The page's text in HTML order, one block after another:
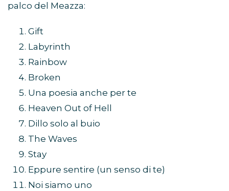
palco del Meazza:
Gift
Labyrinth
Rainbow
Broken
Una poesia anche per te
Heaven Out of Hell
Dillo solo al buio
The Waves
Stay
Eppure sentire (un senso di te)
Noi siamo uno